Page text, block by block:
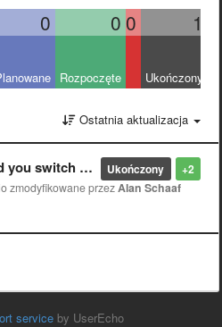
0 0 0 1
Rozpoczęte Ukończony
Ostatnia aktualizacja
+2
Ukończony
in-webpage zoom feature?!
zmodyfikowane przezAlan Schaaf
service by UserEcho